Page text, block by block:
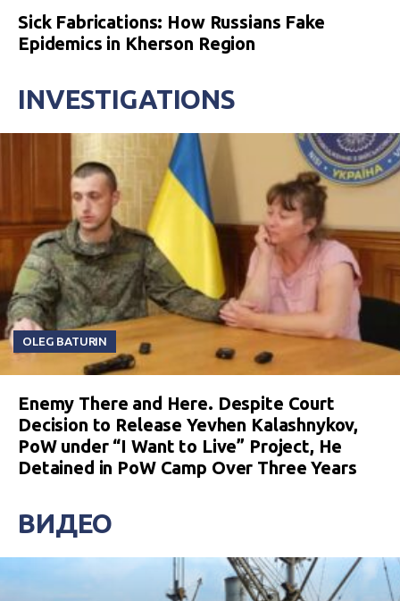
Sick Fabrications: How Russians Fake
Epidemics in Kherson Region
INVESTIGATIONS
OLEG BATURIN
Enemy There and Here. Despite Court
Decision to Release Yevhen Kalashnykov,
PoW under “I Want to Live” Project, He
Detained in PoW Camp Over Three Years
ВИДЕО